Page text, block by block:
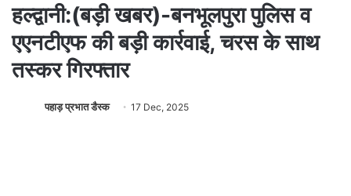
हल्द्वानी:(बड़ी खबर)-बनभूलपुरा पुलिस व
एएनटीएफ की बड़ी कार्रवाई, चरस के साथ
तस्कर गिरफ्तार
पहाड़ प्रभात डैस्क 17 Dec, 2025